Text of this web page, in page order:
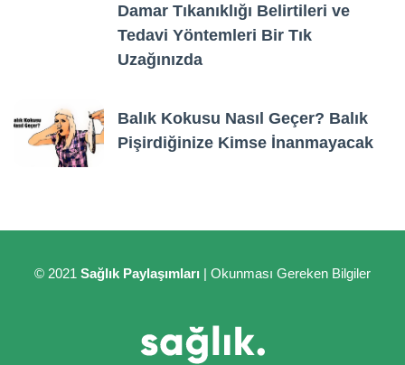
Damar Tıkanıklığı Belirtileri ve
Tedavi Yöntemleri Bir Tık
Uzağınızda
Balık Kokusu Nasıl Geçer? Balık
Pişirdiğinize Kimse İnanmayacak
© 2021 Sağlık Paylaşımları | Okunması Gereken Bilgiler